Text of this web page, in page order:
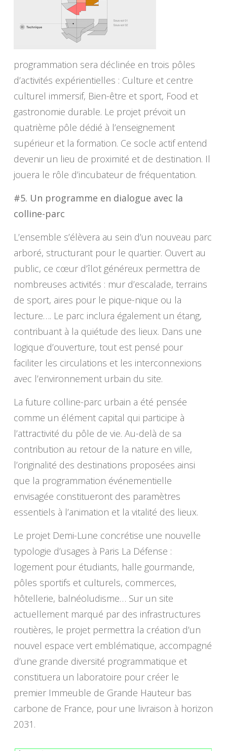
programmation sera déclinée en trois pôles
d’activités expérientielles : Culture et centre
culturel immersif, Bien-être et sport, Food et
gastronomie durable. Le projet prévoit un
quatrième pôle dédié à l’enseignement
supérieur et la formation. Ce socle actif entend
devenir un lieu de proximité et de destination. Il
jouera le rôle d’incubateur de fréquentation.
#5. Un programme en dialogue avec la
colline-parc
L’ensemble s’élèvera au sein d’un nouveau parc
arboré, structurant pour le quartier. Ouvert au
public, ce cœur d’îlot généreux permettra de
nombreuses activités : mur d’escalade, terrains
de sport, aires pour le pique-nique ou la
lecture…. Le parc inclura également un étang,
contribuant à la quiétude des lieux. Dans une
logique d’ouverture, tout est pensé pour
faciliter les circulations et les interconnexions
avec l’environnement urbain du site.
La future colline-parc urbain a été pensée
comme un élément capital qui participe à
l’attractivité du pôle de vie. Au-delà de sa
contribution au retour de la nature en ville,
l’originalité des destinations proposées ainsi
que la programmation événementielle
envisagée constitueront des paramètres
essentiels à l’animation et la vitalité des lieux.
Le projet Demi-Lune concrétise une nouvelle
typologie d’usages à Paris La Défense :
logement pour étudiants, halle gourmande,
pôles sportifs et culturels, commerces,
hôtellerie, balnéoludisme… Sur un site
actuellement marqué par des infrastructures
routières, le projet permettra la création d’un
nouvel espace vert emblématique, accompagné
d’une grande diversité programmatique et
constituera un laboratoire pour créer le
premier Immeuble de Grande Hauteur bas
carbone de France, pour une livraison à horizon
2031.